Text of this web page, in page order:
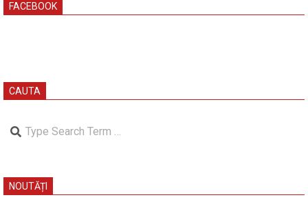
FACEBOOK
CAUTA
Search
NOUTĂȚI